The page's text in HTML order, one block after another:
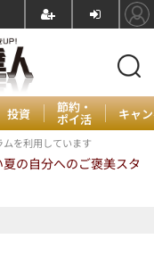
投資 節約・
ポイ活 キャ
を利用しています
の自分へのご褒美スタ